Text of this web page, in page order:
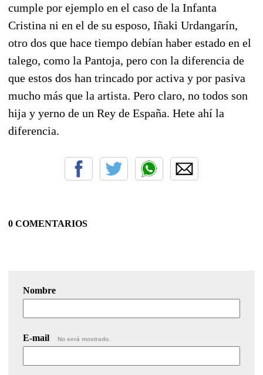
cumple por ejemplo en el caso de la Infanta
Cristina ni en el de su esposo, Iñaki Urdangarín,
otro dos que hace tiempo debían haber estado en el
talego, como la Pantoja, pero con la diferencia de
que estos dos han trincado por activa y por pasiva
mucho más que la artista. Pero claro, no todos son
hija y yerno de un Rey de España. Hete ahí la
diferencia.
0 COMENTARIOS
Nombre
E-mail No será mostrado.